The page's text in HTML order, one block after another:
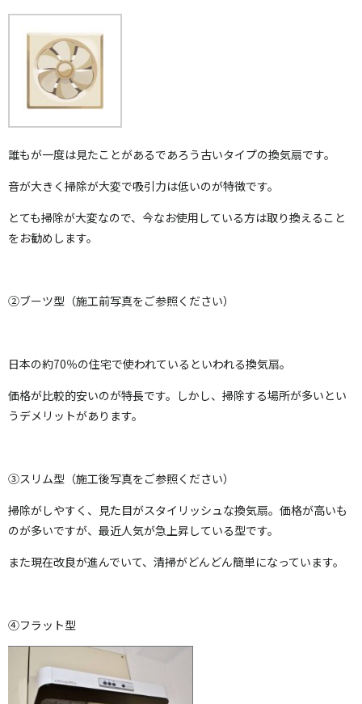
誰もが一度は見たことがあるであろう古いタイプの換気扇です。
音が大きく掃除が大変で吸引力は低いのが特徴です。
とても掃除が大変なので、今なお使用している方は取り換えること
をお勧めします。
②ブーツ型（施工前写真をご参照ください）
日本の約70％の住宅で使われているといわれる換気扇。
価格が比較的安いのが特長です。しかし、掃除する場所が多いとい
うデメリットがあります。
③スリム型（施工後写真をご参照ください）
掃除がしやすく、見た目がスタイリッシュな換気扇。価格が高いも
のが多いですが、最近人気が急上昇している型です。
また現在改良が進んでいて、清掃がどんどん簡単になっています。
④フラット型